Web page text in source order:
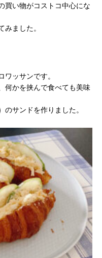
買い物がコストコ中心にな
みました。
ワッサンです。
何かを挟んで食べても美味
のサンドを作りました。